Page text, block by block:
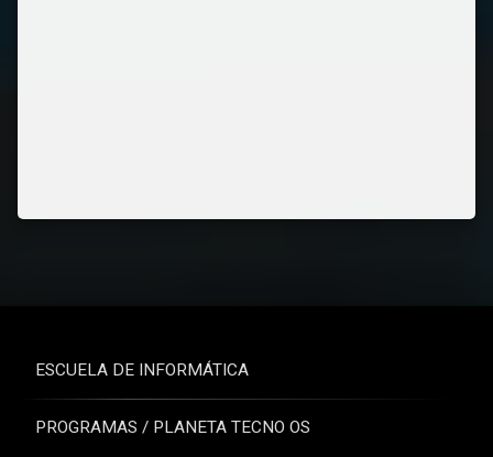
ESCUELA DE INFORMÁTICA
PROGRAMAS / PLANETA TECNO OS